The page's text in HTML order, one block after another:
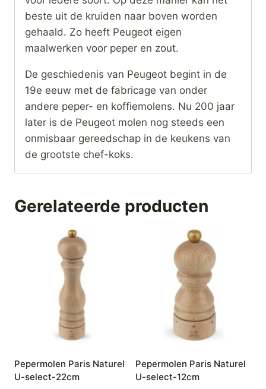
beste uit de kruiden naar boven worden
gehaald. Zo heeft Peugeot eigen
maalwerken voor peper en zout.
De geschiedenis van Peugeot begint in de
19e eeuw met de fabricage van onder
andere peper- en koffiemolens. Nu 200 jaar
later is de Peugeot molen nog steeds een
onmisbaar gereedschap in de keukens van
de grootste chef-koks.
Gerelateerde producten
Pepermolen Paris Naturel
U-select-22cm
Pepermolen Paris Naturel
U-select-12cm